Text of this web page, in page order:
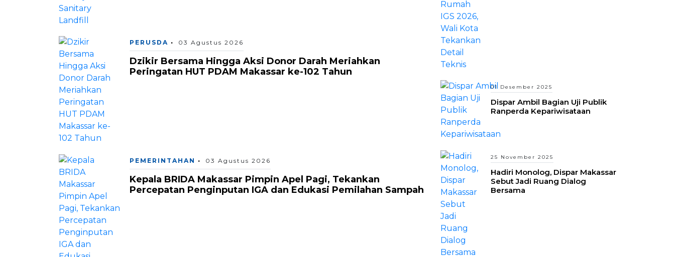
PERUSDA 03 Agustus 2026
Dzikir Bersama Hingga Aksi Donor Darah Meriahkan
Peringatan HUT PDAM Makassar ke-102 Tahun
PEMERINTAHAN 03 Agustus 2026
Kepala BRIDA Makassar Pimpin Apel Pagi, Tekankan
Percepatan Penginputan IGA dan Edukasi Pemilahan Sampah
01 Desember 2025
Dispar Ambil Bagian Uji Publik
Ranperda Kepariwisataan
25 November 2025
Hadiri Monolog, Dispar Makassar
Sebut Jadi Ruang Dialog
Bersama